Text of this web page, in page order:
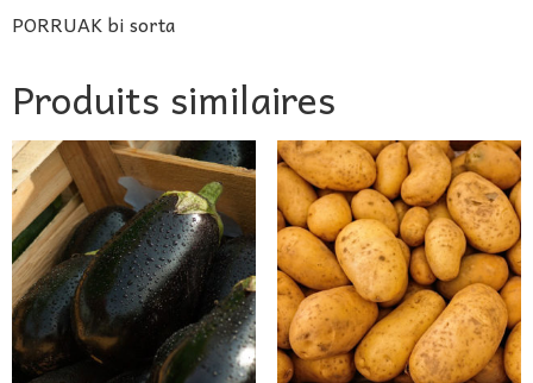
PORRUAK bi sorta
Produits similaires